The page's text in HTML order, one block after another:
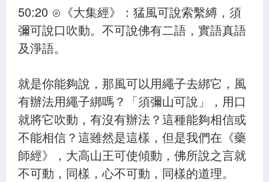
50:20 ⊙《大集經》：猛風可說索繫縛，須
彌可說口吹動。不可說佛有二語，實語真語
及淨語。
就是你能夠說，那風可以用繩子去綁它，風
有辦法用繩子綁嗎？「須彌山可說」，用口
就將它吹動，有沒有辦法？這種能夠相信或
不能相信？這雖然是這樣，但是我們在《藥
師經》，大高山王可使傾動，佛所說之言就
不可動，同樣，心不可動，同樣的道理。